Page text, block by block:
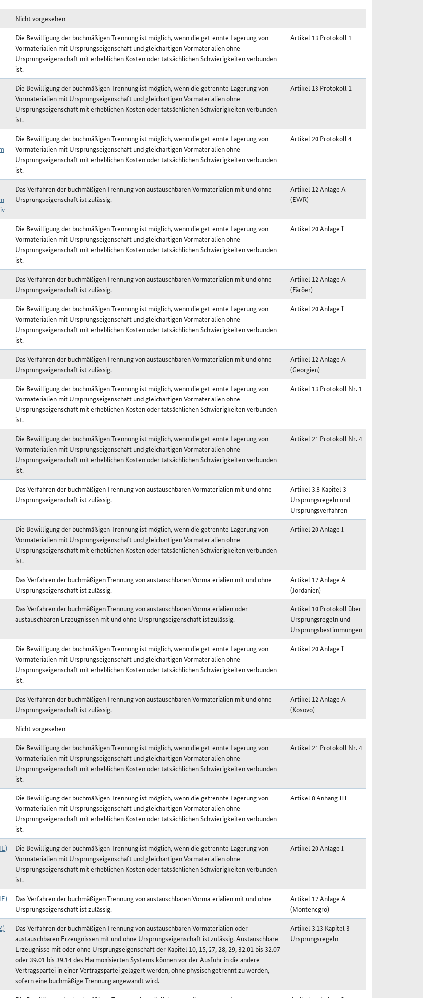
Nicht vorgesehen
Die Bewilligung der buchmäßigen Trennung ist möglich, wenn die getrennte Lagerung von
Vormaterialien mit Ursprungseigenschaft und gleichartigen Vormaterialien ohne
Ursprungseigenschaft mit erheblichen Kosten oder tatsächlichen Schwierigkeiten verbunden
ist.
Artikel 13 Protokoll 1
Die Bewilligung der buchmäßigen Trennung ist möglich, wenn die getrennte Lagerung von
Vormaterialien mit Ursprungseigenschaft und gleichartigen Vormaterialien ohne
Ursprungseigenschaft mit erheblichen Kosten oder tatsächlichen Schwierigkeiten verbunden
ist.
Artikel 13 Protokoll 1
Die Bewilligung der buchmäßigen Trennung ist möglich, wenn die getrennte Lagerung von
Vormaterialien mit Ursprungseigenschaft und gleichartigen Vormaterialien ohne
Ursprungseigenschaft mit erheblichen Kosten oder tatsächlichen Schwierigkeiten verbunden
ist.
Artikel 20 Protokoll 4
Das Verfahren der buchmäßigen Trennung von austauschbaren Vormaterialien mit und ohne
Ursprungseigenschaft ist zulässig.
Artikel 12 Anlage A
(EWR)
Die Bewilligung der buchmäßigen Trennung ist möglich, wenn die getrennte Lagerung von
Vormaterialien mit Ursprungseigenschaft und gleichartigen Vormaterialien ohne
Ursprungseigenschaft mit erheblichen Kosten oder tatsächlichen Schwierigkeiten verbunden
ist.
Artikel 20 Anlage I
Das Verfahren der buchmäßigen Trennung von austauschbaren Vormaterialien mit und ohne
Ursprungseigenschaft ist zulässig.
Artikel 12 Anlage A
(Färöer)
Die Bewilligung der buchmäßigen Trennung ist möglich, wenn die getrennte Lagerung von
Vormaterialien mit Ursprungseigenschaft und gleichartigen Vormaterialien ohne
Ursprungseigenschaft mit erheblichen Kosten oder tatsächlichen Schwierigkeiten verbunden
ist.
Artikel 20 Anlage I
Das Verfahren der buchmäßigen Trennung von austauschbaren Vormaterialien mit und ohne
Ursprungseigenschaft ist zulässig.
Artikel 12 Anlage A
(Georgien)
Die Bewilligung der buchmäßigen Trennung ist möglich, wenn die getrennte Lagerung von
Vormaterialien mit Ursprungseigenschaft und gleichartigen Vormaterialien ohne
Ursprungseigenschaft mit erheblichen Kosten oder tatsächlichen Schwierigkeiten verbunden
ist.
Artikel 13 Protokoll Nr. 1
Die Bewilligung der buchmäßigen Trennung ist möglich, wenn die getrennte Lagerung von
Vormaterialien mit Ursprungseigenschaft und gleichartigen Vormaterialien ohne
Ursprungseigenschaft mit erheblichen Kosten oder tatsächlichen Schwierigkeiten verbunden
ist.
Artikel 21 Protokoll Nr. 4
Das Verfahren der buchmäßigen Trennung von austauschbaren Vormaterialien mit und ohne
Ursprungseigenschaft ist zulässig.
Artikel 3.8 Kapitel 3
Ursprungsregeln und
Ursprungsverfahren
Die Bewilligung der buchmäßigen Trennung ist möglich, wenn die getrennte Lagerung von
Vormaterialien mit Ursprungseigenschaft und gleichartigen Vormaterialien ohne
Ursprungseigenschaft mit erheblichen Kosten oder tatsächlichen Schwierigkeiten verbunden
ist.
Artikel 20 Anlage I
Das Verfahren der buchmäßigen Trennung von austauschbaren Vormaterialien mit und ohne
Ursprungseigenschaft ist zulässig.
Artikel 12 Anlage A
(Jordanien)
Das Verfahren der buchmäßigen Trennung von austauschbaren Vormaterialien oder
austauschbaren Erzeugnissen mit und ohne Ursprungseigenschaft ist zulässig.
Artikel 10 Protokoll über
Ursprungsregeln und
Ursprungsbestimmungen
Die Bewilligung der buchmäßigen Trennung ist möglich, wenn die getrennte Lagerung von
Vormaterialien mit Ursprungseigenschaft und gleichartigen Vormaterialien ohne
Ursprungseigenschaft mit erheblichen Kosten oder tatsächlichen Schwierigkeiten verbunden
ist.
Artikel 20 Anlage I
Das Verfahren der buchmäßigen Trennung von austauschbaren Vormaterialien mit und ohne
Ursprungseigenschaft ist zulässig.
Artikel 12 Anlage A
(Kosovo)
Nicht vorgesehen
Die Bewilligung der buchmäßigen Trennung ist möglich, wenn die getrennte Lagerung von
Vormaterialien mit Ursprungseigenschaft und gleichartigen Vormaterialien ohne
Ursprungseigenschaft mit erheblichen Kosten oder tatsächlichen Schwierigkeiten verbunden
ist.
Artikel 21 Protokoll Nr. 4
Die Bewilligung der buchmäßigen Trennung ist möglich, wenn die getrennte Lagerung von
Vormaterialien mit Ursprungseigenschaft und gleichartigen Vormaterialien ohne
Ursprungseigenschaft mit erheblichen Kosten oder tatsächlichen Schwierigkeiten verbunden
ist.
Artikel 8 Anhang III
Die Bewilligung der buchmäßigen Trennung ist möglich, wenn die getrennte Lagerung von
Vormaterialien mit Ursprungseigenschaft und gleichartigen Vormaterialien ohne
Ursprungseigenschaft mit erheblichen Kosten oder tatsächlichen Schwierigkeiten verbunden
ist.
Artikel 20 Anlage I
Das Verfahren der buchmäßigen Trennung von austauschbaren Vormaterialien mit und ohne
Ursprungseigenschaft ist zulässig.
Artikel 12 Anlage A
(Montenegro)
Das Verfahren der buchmäßigen Trennung von austauschbaren Vormaterialien oder
austauschbaren Erzeugnissen mit und ohne Ursprungseigenschaft ist zulässig. Austauschbare
Erzeugnisse mit oder ohne Ursprungseigenschaft der Kapitel 10, 15, 27, 28, 29, 32.01 bis 32.07
oder 39.01 bis 39.14 des Harmonisierten Systems können vor der Ausfuhr in die andere
Vertragspartei in einer Vertragspartei gelagert werden, ohne physisch getrennt zu werden,
sofern eine buchmäßige Trennung angewandt wird.
Artikel 3.13 Kapitel 3
Ursprungsregeln